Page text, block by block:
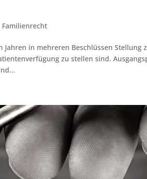
Familienrecht
in mehreren Beschlüssen Stellung
zu stellen sind.